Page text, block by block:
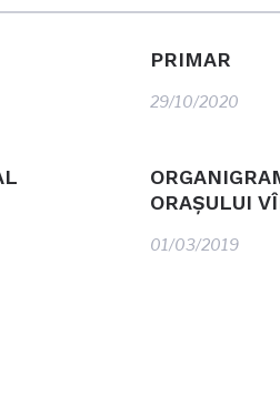
PRIMAR
29/10/2020
ORAŞULUI
01/03/2019